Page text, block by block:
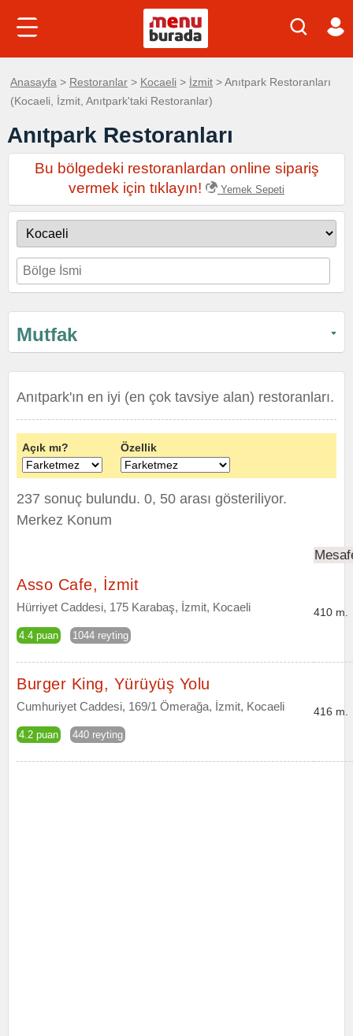
Anasayfa > Restoranlar > Kocaeli > İzmit > Anıtpark Restoranları
(Kocaeli, İzmit, Anıtpark'taki Restoranlar)
Anıtpark Restoranları
Bu bölgedeki restoranlardan online sipariş
vermek için tıklayın!
Yemek Sepeti
Mutfak
Anıtpark'ın en iyi (en çok tavsiye alan) restoranları.
Açık mı? Özellik
237 sonuç bulundu. 0, 50 arası gösteriliyor.
Merkez Konum
Asso Cafe, İzmit
Hürriyet Caddesi, 175 Karabaş, İzmit, Kocaeli
4.4 puan 1044 reyting
410 m.
Burger King, Yürüyüş Yolu
Cumhuriyet Caddesi, 169/1 Ömerağa, İzmit, Kocaeli
4.2 puan 440 reyting
416 m.